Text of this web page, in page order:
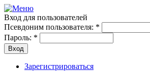
Вход для пользователей
Псевдоним пользователя: *
Пароль: *
Зарегистрироваться